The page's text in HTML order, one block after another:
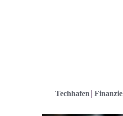
Techhafen